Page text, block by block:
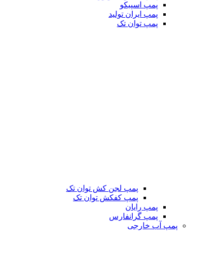
پمپ اسپیکو
پمپ ایران تولید
پمپ توان تک
پمپ لجن کش توان تک
پمپ کفکش توان تک
پمپ رایان
پمپ گرانفارس
پمپ آب خارجی